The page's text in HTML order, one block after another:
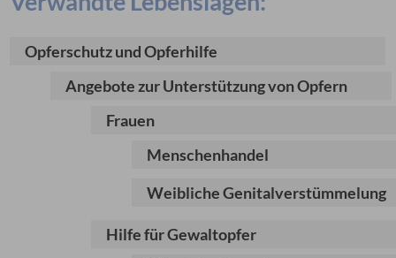
Opferschutz und Opferhilfe
Angebote zur Unterstützung von Opfern
Frauen
Menschenhandel
Weibliche Genitalverstümmelung
Hilfe für Gewaltopfer